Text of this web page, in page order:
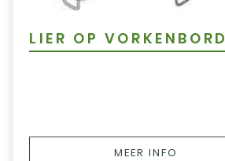
LIER OP VORKENBORD
MEER INFO